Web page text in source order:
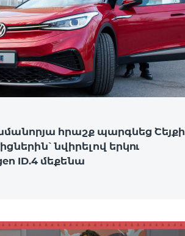
հրաշք պարգևեց Շեյքի
նվիրելով երկու
ID.4 մեքենա